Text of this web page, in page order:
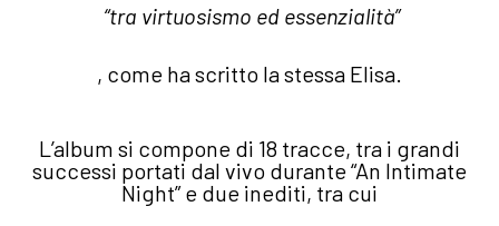
“tra virtuosismo ed essenzialità”
, come ha scritto la stessa Elisa.
L’album si compone di 18 tracce, tra i grandi
successi portati dal vivo durante “An Intimate
Night” e due inediti, tra cui